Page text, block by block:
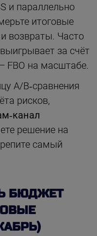
и параллельно
итоговые
возвраты. Часто
за счёт
FBO на масштабе.
A/B‑сравнения
рисков,
решение на
самый
БЮДЖЕТ